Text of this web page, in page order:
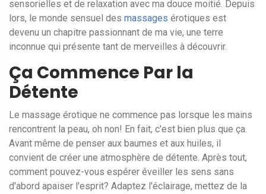
sensorielles et de relaxation avec ma douce moitié. Depuis
lors, le monde sensuel des massages érotiques est
devenu un chapitre passionnant de ma vie, une terre
inconnue qui présente tant de merveilles à découvrir.
Ça Commence Par la
Détente
Le massage érotique ne commence pas lorsque les mains
rencontrent la peau, oh non! En fait, c'est bien plus que ça.
Avant même de penser aux baumes et aux huiles, il
convient de créer une atmosphère de détente. Après tout,
comment pouvez-vous espérer éveiller les sens sans
d'abord apaiser l'esprit? Adaptez l'éclairage, mettez de la